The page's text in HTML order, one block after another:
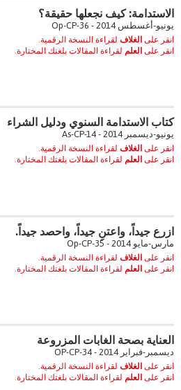
الاستدامة: كيف نجعلها حقيقة؟
يونيو-أغسطس 2014 - Op-CP-36
انقر على الغلاف لقراءة النسخة الرقمية.
انقر على العلم لقراءة المقالات بلغتك المختارة.
كتاب الاستدامة السنوي ودليل الشراء
يونيو-ديسمبر 2014 - As-CP-14
انقر على الغلاف لقراءة النسخة الرقمية.
انقر على العلم لقراءة المقالات بلغتك المختارة.
ازرع جيداً، واعتنِ جيداً، واحصد جيداً.
مارس-مايو 2014 - Op-CP-35
انقر على الغلاف لقراءة النسخة الرقمية.
انقر على العلم لقراءة المقالات بلغتك المختارة.
العناية بصحة الغابات المزروعة
ديسمبر-فبراير 2014 - OP-CP-34
انقر على الغلاف لقراءة النسخة الرقمية.
انقر على العلم لقراءة المقالات بلغتك المختارة.